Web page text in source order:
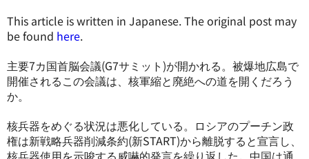
This article is written in Japanese. The original post may
be found here.
主要7カ国首脳会議(G7サミット)が開かれる。被爆地広島で
開催されるこの会議は、核軍縮と廃絶への道を開くだろう
か。
核兵器をめぐる状況は悪化している。ロシアのプーチン政
権は新戦略兵器削減条約(新START)から離脱すると宣言し、
核兵器使用を示唆する威嚇的発言を繰り返した。中国は通